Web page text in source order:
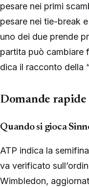
pesare nei primi
pesare nei tie-break
uno dei due prende
partita può cambiare
dica il racconto della
Domande rapide
Quando si gioca
ATP indica la
va verificato
Wimbledon,